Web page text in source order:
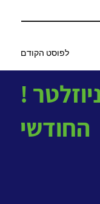
לפוסט הקודם
! הרשמו לניוזלטר